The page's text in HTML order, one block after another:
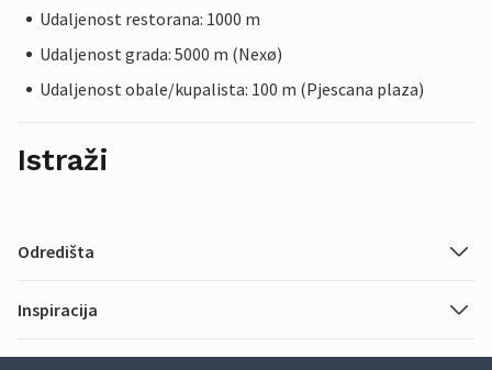
Udaljenost restorana: 1000 m
Udaljenost grada: 5000 m (Nexø)
Udaljenost obale/kupalista: 100 m (Pjescana plaza)
Istraži
Odredišta
Inspiracija